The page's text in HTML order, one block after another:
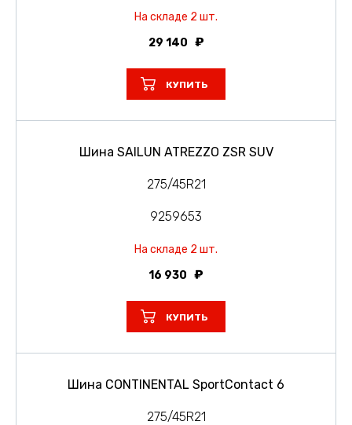
На складе 2 шт.
29 140
КУПИТЬ
Шина SAILUN ATREZZO ZSR SUV
275/45R21
9259653
На складе 2 шт.
16 930
КУПИТЬ
Шина CONTINENTAL SportContact 6
275/45R21